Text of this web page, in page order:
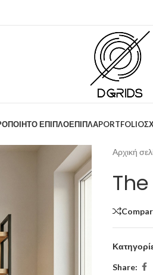
ΕΠΙΠΛΟΕΠΙΠΛΑPORTFOLIO
Αρχική
Share: